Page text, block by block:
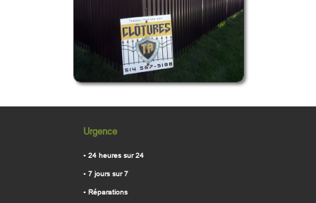
Urgence
• 24 heures sur 24
• 7 jours sur 7
• Réparations